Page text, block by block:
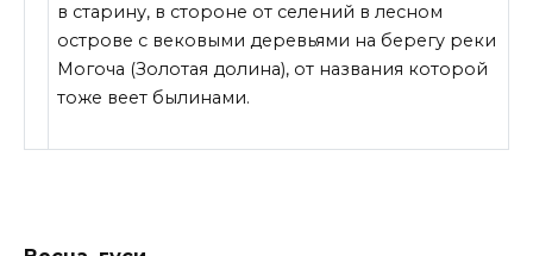
в старину, в стороне от селений в лесном
острове с вековыми деревьями на берегу реки
Могоча (Золотая долина), от названия которой
тоже веет былинами.